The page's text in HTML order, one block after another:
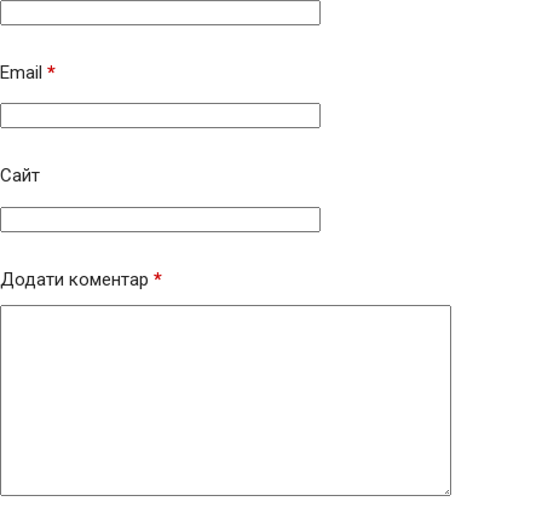
Email *
Сайт
Додати коментар *